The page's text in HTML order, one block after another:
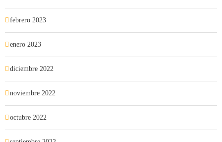
febrero 2023
enero 2023
diciembre 2022
noviembre 2022
octubre 2022